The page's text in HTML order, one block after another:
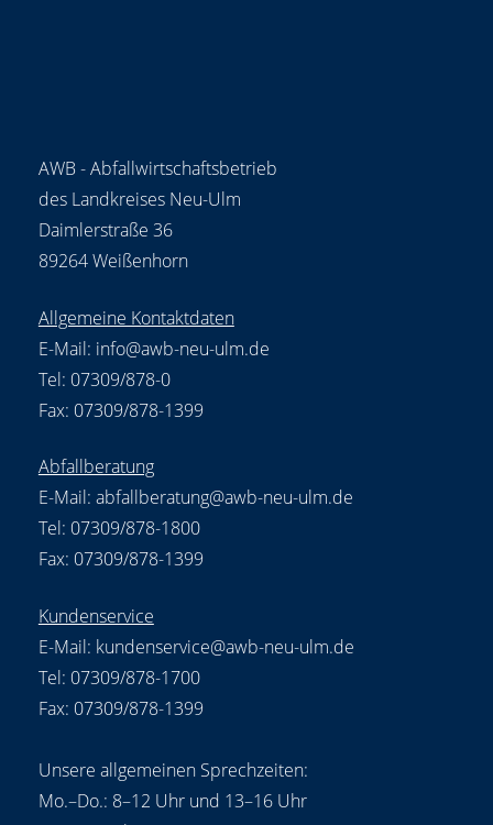
AWB - Abfallwirtschaftsbetrieb
des Landkreises Neu-Ulm
Daimlerstraße 36
89264 Weißenhorn
Allgemeine Kontaktdaten
E-Mail: info@awb-neu-ulm.de
Tel: 07309/878-0
Fax: 07309/878-1399
Abfallberatung
E-Mail: abfallberatung@awb-neu-ulm.de
Tel: 07309/878-1800
Fax: 07309/878-1399
Kundenservice
E-Mail: kundenservice@awb-neu-ulm.de
Tel: 07309/878-1700
Fax: 07309/878-1399
Unsere allgemeinen Sprechzeiten:
Mo.–Do.: 8–12 Uhr und 13–16 Uhr